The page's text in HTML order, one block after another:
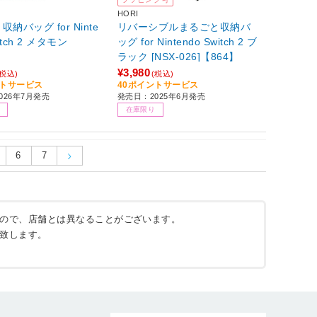
収納バッグ for Ninte
2 メタモン
込)
サービス
年7月発売
HORI
リバーシブルまるごと収納バ
ッグ for Nintendo Switch 2 ブ
ラック [NSX-026]【864】
¥3,980(税込)
40ポイントサービス
発売日：2025年6月発売
在庫限り
6 7
、店舗とは異なることがございます。
します。